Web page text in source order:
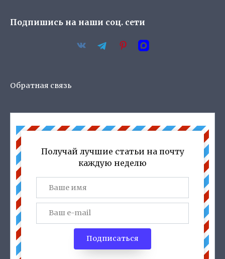
Подпишись на наши соц. сети
Обратная связь
Получай лучшие статьи на почту
каждую неделю
Подписаться